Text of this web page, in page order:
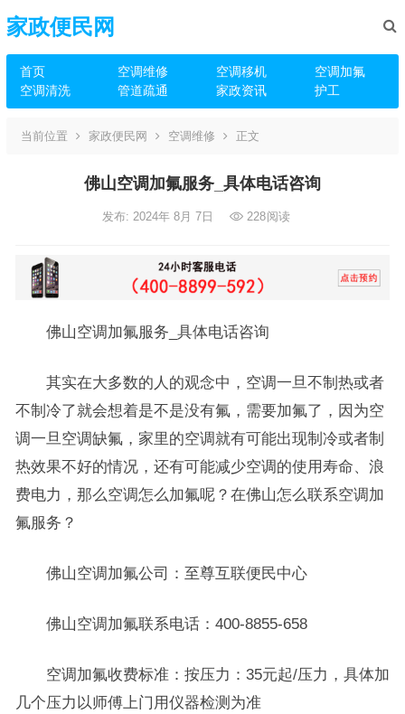
家政便民网
首页 空调维修 空调移机
空调加氟
空调清洗
管道疏通 家政资讯 护工
当前位置 家政便民网 空调维修 正文
佛山空调加氟服务_具体电话咨询
发布: 2024年 8月 7日 228阅读
佛山空调加氟服务_具体电话咨询
其实在大多数的人的观念中，空调一旦不制热或者
不制冷了就会想着是不是没有氟，需要加氟了，因为空
调一旦空调缺氟，家里的空调就有可能出现制冷或者制
热效果不好的情况，还有可能减少空调的使用寿命、浪
费电力，那么空调怎么加氟呢？在佛山怎么联系空调加
氟服务？
佛山空调加氟公司：至尊互联便民中心
佛山空调加氟联系电话：400-8855-658
空调加氟收费标准：按压力：35元起/压力，具体加
几个压力以师傅上门用仪器检测为准